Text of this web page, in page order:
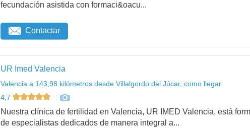
fecundación asistida con formaci&oacu...
Contactar
UR Imed Valencia
Valencia a 143,98 kilómetros desde Villalgordo del Júcar, como llegar
4,7
Nuestra clínica de fertilidad en Valencia, UR IMED Valencia, está
de especialistas dedicados de manera integral a...